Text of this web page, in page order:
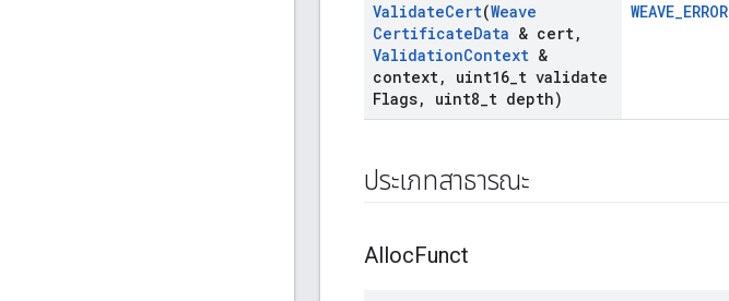
ValidateCert(Weave
CertificateData & cert,
ValidationContext &
context, uint16 t validate
Flags, uint8 t depth)
WEAVE_ERROR
ประเภทสาธารณะ
AllocFunct